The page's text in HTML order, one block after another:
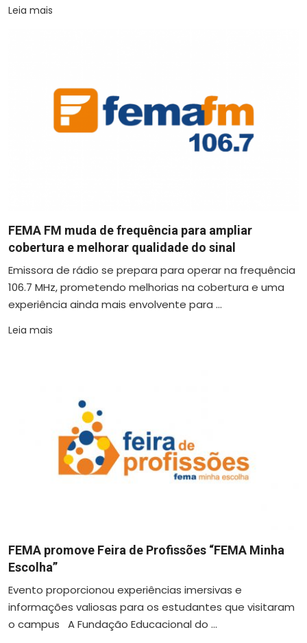
Leia mais
FEMA FM muda de frequência para ampliar
cobertura e melhorar qualidade do sinal
Emissora de rádio se prepara para operar na frequência
106.7 MHz, prometendo melhorias na cobertura e uma
experiência ainda mais envolvente para ...
Leia mais
FEMA promove Feira de Profissões “FEMA Minha
Escolha”
Evento proporcionou experiências imersivas e
informações valiosas para os estudantes que visitaram
o campus A Fundação Educacional do ...